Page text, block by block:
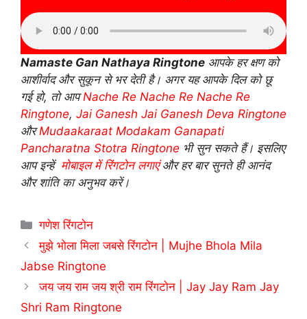
Namaste Gan Nathaya Ringtone आपके हर क्षण को
आशीर्वाद और सुकून से भर देती है। अगर यह आपके दिल को छू
गई हो, तो आपNache Re Nache Re Nache Re
Ringtone, Jai Ganesh Jai Ganesh Deva Ringtone
औरMudaakaraat Modakam Ganapati
Pancharatna Stotra Ringtone भी सुन सकते हैं। इसलिए
आप इन्हें मोबाइल में रिंगटोन लगाएंऔर हर बार सुनते ही आनंद
और शांति का अनुभव करें।
Categories
गणेश रिंगटोन
मुझे भोला मिला जबसे रिंगटोन | Mujhe Bhola Mila
Jabse Ringtone
जय जय राम जय श्री राम रिंगटोन | Jay Jay Ram Jay
Shri Ram Ringtone